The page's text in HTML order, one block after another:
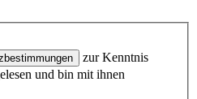
zur Kenntnis
und bin mit ihnen